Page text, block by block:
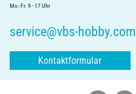
Mo.-Fr. 9 - 17 Uhr
service@vbs-hobby.com
Kontaktformular